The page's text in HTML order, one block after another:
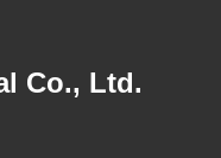
Co., Ltd.